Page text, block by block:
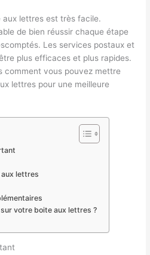
aux lettres est très facile.
de bien réussir chaque étape
Les services postaux et
plus efficaces et plus rapides.
comment vous pouvez mettre
lettres pour une meilleure
aux lettres
votre boite aux lettres ?